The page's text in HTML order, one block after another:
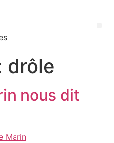
drôle
nous dit